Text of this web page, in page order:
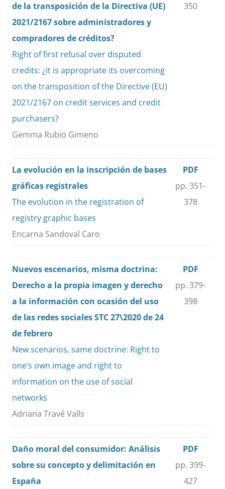
de la transposición de la Directiva (UE)
2021/2167 sobre administradores y
compradores de créditos?
Right of first refusal over disputed
credits: ¿it is appropriate its overcoming
on the transposition of the Directive (EU)
2021/2167 on credit services and credit
purchasers?
Gemma Rubio Gimeno
350
La evolución en la inscripción de bases
gráficas registrales
The evolution in the registration of
registry graphic bases
Encarna Sandoval Caro
PDF
pp. 351-
378
Nuevos escenarios, misma doctrina:
Derecho a la propia imagen y derecho
a la información con ocasión del uso
de las redes sociales STC 27\2020 de 24
de febrero
New scenarios, same doctrine: Right to
one’s own image and right to
information on the use of social
networks
Adriana Travé Valls
PDF
pp. 379-
398
Daño moral del consumidor: Análisis
sobre su concepto y delimitación en
España
PDF
pp. 399-
427